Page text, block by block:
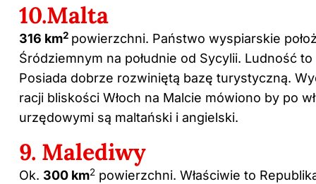
10.Malta
316 km2 powierzchni. Państwo wyspiarskie
Śródziemnym na południe od Sycylii. Ludność
Posiada dobrze rozwiniętą bazę turystyczną.
racji bliskości Włoch na Malcie mówiono by po
urzędowymi są maltański i angielski.
9. Malediwy
Ok. 300 km2 powierzchni. Właściwie to